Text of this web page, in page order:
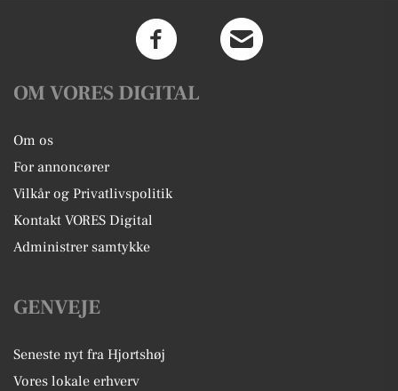
OM VORES DIGITAL
Om os
For annoncører
Vilkår og Privatlivspolitik
Kontakt VORES Digital
Administrer samtykke
GENVEJE
Seneste nyt fra Hjortshøj
Vores lokale erhverv